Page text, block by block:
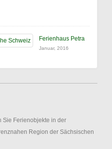
Ferienhaus Petra
Januar, 2016
Sie Ferienobjekte in der
Region der Sächsischen